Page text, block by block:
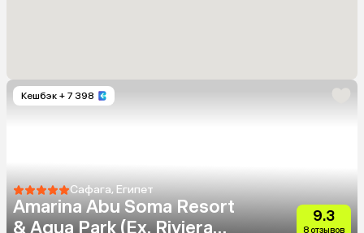
Кешбэк + 7 398
Сафага, Египет
Amarina Abu Soma Resort
& Aqua Park (Ex. Riviera
9.3
8 отзывов